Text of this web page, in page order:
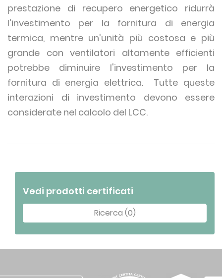
prestazione di recupero energetico ridurrà
l'investimento per la fornitura di energia
termica, mentre un'unità più costosa e più
grande con ventilatori altamente efficienti
potrebbe diminuire l'investimento per la
fornitura di energia elettrica. Tutte queste
interazioni di investimento devono essere
considerate nel calcolo del LCC.
Vedi prodotti certificati
Ricerca (0)